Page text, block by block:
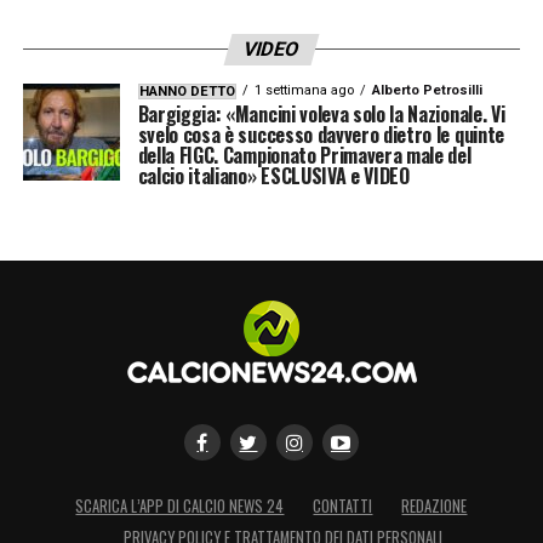
LEGGI L’INTERVISTA INTEGRALE SU
CAGLIARI NEWS 24
LA PLAYLIST DELLE NOSTRE TOP NEWS
VIDEO
HANNO DETTO 1 settimana ago Alberto Petrosilli
Bargiggia: «Mancini voleva solo la Nazionale. Vi
svelo cosa è successo davvero dietro le quinte
della FIGC. Campionato Primavera male del
calcio italiano» ESCLUSIVA e VIDEO
SCARICA L’APP DI CALCIO NEWS 24 CONTATTI
REDAZIONE
PRIVACY POLICY E TRATTAMENTO DEI DATI PERSONALI